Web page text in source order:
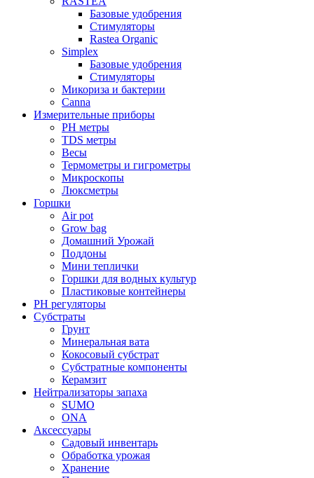
Базовые удобрения
Стимуляторы
Rastea Organic
Simplex
Базовые удобрения
Стимуляторы
Микориза и бактерии
Canna
Измерительные приборы
PH метры
TDS метры
Весы
Термометры и гигрометры
Микроскопы
Люксметры
Горшки
Air pot
Grow bag
Домашний Урожай
Поддоны
Мини теплички
Горшки для водных культур
Пластиковые контейнеры
PH регуляторы
Субстраты
Грунт
Минеральная вата
Кокосовый субстрат
Субстратные компоненты
Керамзит
Нейтрализаторы запаха
SUMO
ONA
Аксессуары
Садовый инвентарь
Обработка урожая
Хранение